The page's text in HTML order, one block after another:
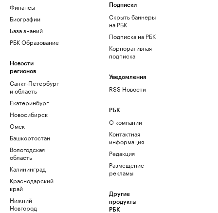
Финансы
Биографии
База знаний
РБК Образование
Новости
регионов
Санкт-Петербург
и область
Екатеринбург
Новосибирск
Омск
Башкортостан
Вологодская
область
Калининград
Краснодарский
край
Нижний
Новгород
Подписки
Скрыть баннеры
на РБК
Подписка на РБК
Корпоративная
подписка
Уведомления
RSS Новости
РБК
О компании
Контактная
информация
Редакция
Размещение
рекламы
Другие
продукты
РБК